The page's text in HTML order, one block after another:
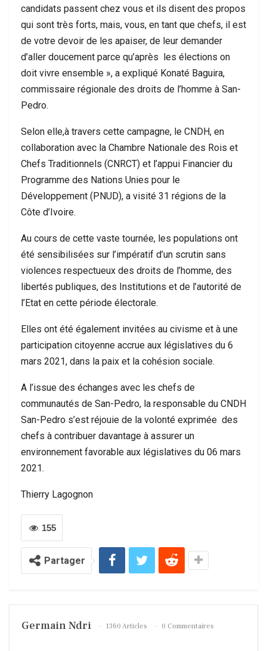
candidats passent chez vous et ils disent des propos
qui sont très forts, mais, vous, en tant que chefs, il est
de votre devoir de les apaiser, de leur demander
d’aller doucement parce qu’après les élections on
doit vivre ensemble », a expliqué Konaté Baguira,
commissaire régionale des droits de l’homme à San-
Pedro.
Selon elle,à travers cette campagne, le CNDH, en
collaboration avec la Chambre Nationale des Rois et
Chefs Traditionnels (CNRCT) et l’appui Financier du
Programme des Nations Unies pour le
Développement (PNUD), a visité 31 régions de la
Côte d’Ivoire.
Au cours de cette vaste tournée, les populations ont
été sensibilisées sur l’impératif d’un scrutin sans
violences respectueux des droits de l’homme, des
libertés publiques, des Institutions et de l’autorité de
l’Etat en cette période électorale.
Elles ont été également invitées au civisme et à une
participation citoyenne accrue aux législatives du 6
mars 2021, dans la paix et la cohésion sociale.
A l’issue des échanges avec les chefs de
communautés de San-Pedro, la responsable du CNDH
San-Pedro s’est réjouie de la volonté exprimée des
chefs à contribuer davantage à assurer un
environnement favorable aux législatives du 06 mars
2021.
Thierry Lagognon
155
Partager
Germain Ndri 1360 Articles 0 Commentaires